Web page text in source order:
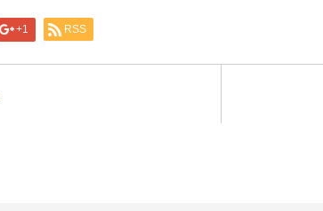
+1 RSS